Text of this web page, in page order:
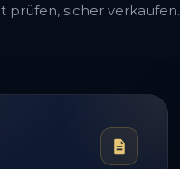
prüfen, sicher verkaufen.